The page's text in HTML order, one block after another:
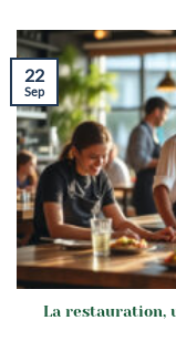
La restauration,
22
Sep